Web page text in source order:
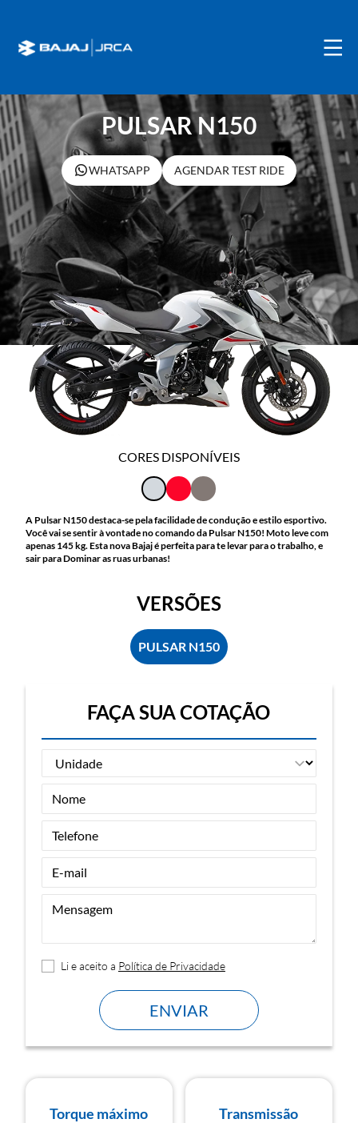
PULSAR N150
WHATSAPP AGENDAR TEST RIDE
CORES DISPONÍVEIS
A Pulsar N150 destaca-se pela facilidade de condução e estilo esportivo.
Você vai se sentir à vontade no comando da Pulsar N150! Moto leve com
apenas 145 kg. Esta nova Bajaj é perfeita para te levar para o trabalho, e
sair para Dominar as ruas urbanas!
FAÇA SUA COTAÇÃO
Li e aceito a Política de Privacidade
ENVIAR
VERSÕES
PULSAR N150
Torque máximo Transmissão